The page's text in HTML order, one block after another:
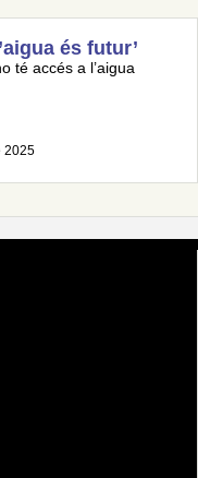
és futur’
té accés a l’aigua
2025